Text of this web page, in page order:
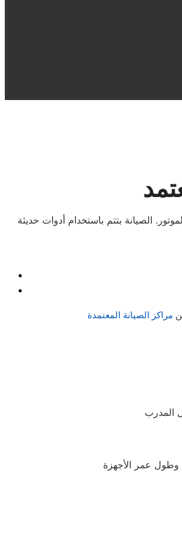
الصيانة بتتم باستخدام أدوات حديثة
مراكز الصيانة المعتمدة